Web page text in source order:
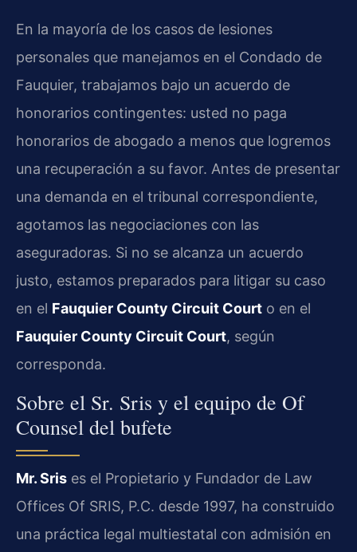
En la mayoría de los casos de lesiones
personales que manejamos en el Condado de
Fauquier, trabajamos bajo un acuerdo de
honorarios contingentes: usted no paga
honorarios de abogado a menos que logremos
una recuperación a su favor. Antes de presentar
una demanda en el tribunal correspondiente,
agotamos las negociaciones con las
aseguradoras. Si no se alcanza un acuerdo
justo, estamos preparados para litigar su caso
en el Fauquier County Circuit Court o en el
Fauquier County Circuit Court, según
corresponda.
Sobre el Sr. Sris y el equipo de Of
Counsel del bufete
Mr. Sris es el Propietario y Fundador de Law
Offices Of SRIS, P.C. desde 1997, ha construido
una práctica legal multiestatal con admisión en